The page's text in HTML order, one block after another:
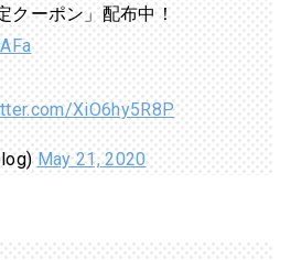
クーポン」配布中！
XiO6hy5R8P
May 21, 2020